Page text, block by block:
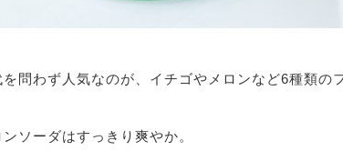
問わず人気なのが、イチゴやメロンなど6種類の
ソーダはすっきり爽やか。